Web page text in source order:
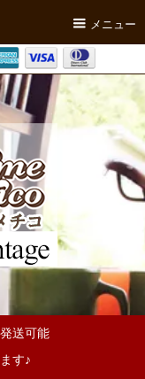
メニュー
送可能
す♪